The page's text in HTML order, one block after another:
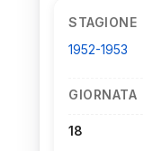
STAGIONE
1952-1953
GIORNATA
18